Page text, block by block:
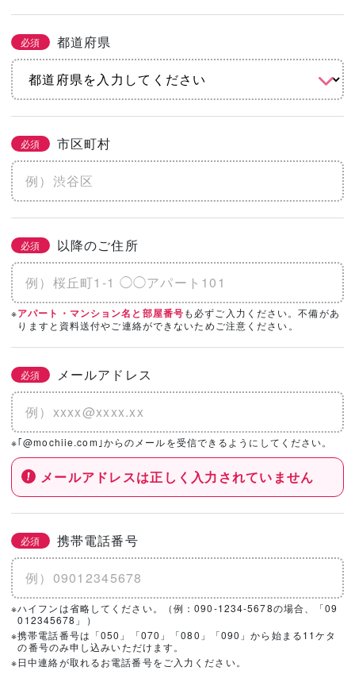
2/3 必須 こだわりをチェック
機能
省エネ・エコ
防音
そのほかのこだわりを見る
3/3
必須 「カタログ請求」「相談・見学」したい会
社を選択！
基本情報とこだわりの条件を設定いただくと、
こちらのエリアにハウスメーカー・工務店が表示されます。
必須 都道府県
必須 市区町村
必須 以降のご住所
※アパート・マンション名と部屋番号も必ずご入力ください。不備があ
りますと資料送付やご連絡ができないためご注意ください。
必須 メールアドレス
※｢@mochiie.com｣からのメールを受信できるようにしてください。
メールアドレスは正しく入力されていません
必須 携帯電話番号
※ハイフンは省略してください。（例：090-1234-5678の場合、「09
012345678」）
※携帯電話番号は「050」「070」「080」「090」から始まる11ケタ
の番号のみ申し込みいただけます。
※日中連絡が取れるお電話番号をご入力ください。